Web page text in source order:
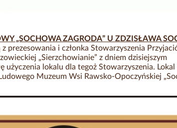
„SOCHOWA ZAGRODA” U ZDZISŁAWA
prezesowania i członka Stowarzyszenia
„Sierzchowianie” z dniem dzisiejszym
użyczenia lokalu dla tegoż Stowarzyszenia. Lokal
Muzeum Wsi Rawsko-Opoczyńskiej